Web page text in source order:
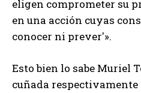
eligen comprometer su
en una acción cuyas
conocer ni prever'».
Esto bien lo sabe Muriel
cuñada respectivamente